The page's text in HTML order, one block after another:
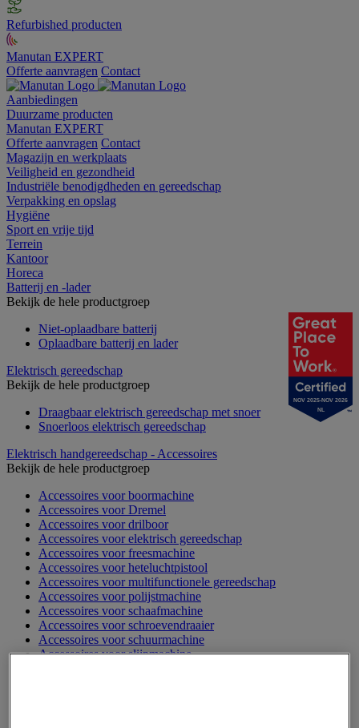
Refurbished producten
Manutan EXPERT
Offerte aanvragen Contact
Aanbiedingen
Duurzame producten
Manutan EXPERT
Offerte aanvragen Contact
Magazijn en werkplaats
Veiligheid en gezondheid
Industriële benodigdheden en gereedschap
Verpakking en opslag
Hygiëne
Sport en vrije tijd
Terrein
Kantoor
Horeca
Batterij en -lader
Bekijk de hele productgroep
Niet-oplaadbare batterij
Oplaadbare batterij en lader
Elektrisch gereedschap
Bekijk de hele productgroep
Draagbaar elektrisch gereedschap met snoer
Snoerloos elektrisch gereedschap
Elektrisch handgereedschap - Accessoires
Bekijk de hele productgroep
Accessoires voor boormachine
Accessoires voor Dremel
Accessoires voor drilboor
Accessoires voor elektrisch gereedschap
Accessoires voor freesmachine
Accessoires voor heteluchtpistool
Accessoires voor multifunctionele gereedschap
Accessoires voor polijstmachine
Accessoires voor schaafmachine
Accessoires voor schroevendraaier
Accessoires voor schuurmachine
Accessoires voor slijpmachine
NOV 2025-NOV 2026
NL